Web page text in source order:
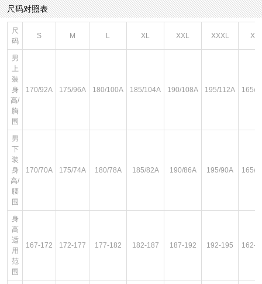
尺码对照表
尺
码
S M L XL XXL XXXL XS
男
上
装
身
高/
胸
围
170/92A 175/96A 180/100A 185/104A 190/108A 195/112A 165/
男
下
装
身
高/
腰
围
170/70A 175/74A 180/78A 185/82A 190/86A 195/90A 165/
身
高
适
用
范
围
167-172 172-177 177-182 182-187 187-192 192-195 162-